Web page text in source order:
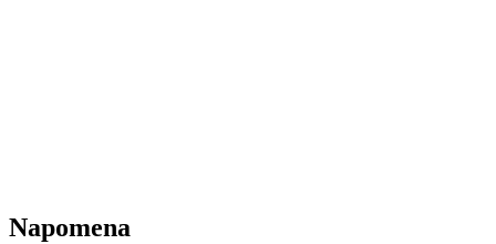
Napomena